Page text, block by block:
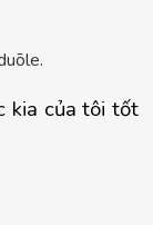
ōle.
kia của tôi tốt